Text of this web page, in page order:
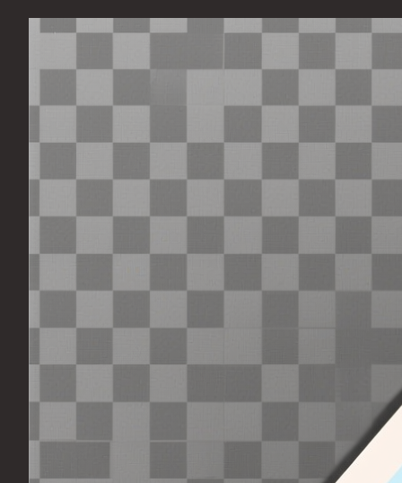
Перейти
содержимому